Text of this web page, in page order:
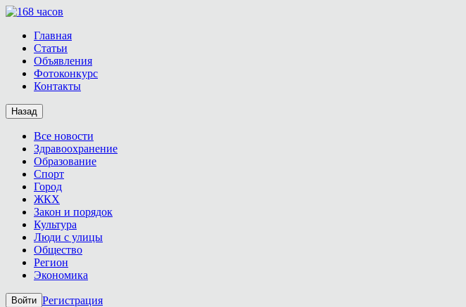
Главная
Статьи
Объявления
Фотоконкурс
Контакты
Назад
Все новости
Здравоохранение
Образование
Спорт
Город
ЖКХ
Закон и порядок
Культура
Люди с улицы
Общество
Регион
Экономика
Войти Регистрация